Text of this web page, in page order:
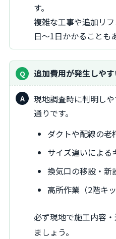
す。
複雑な工事や追加リ
日～1日かかることも
追加費用が発生しや
現地調査時に判明しやすい追加費用例は以下の
通りです。
ダクトや配線の老
サイズ違いによる
換気口の移設・新
高所作業（2階キ
必ず現地で施工内容
ましょう。